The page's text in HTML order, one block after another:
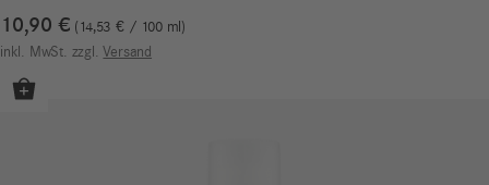
10,90 € 14,53€/ 100 ml
inkl. MwSt. zzgl. Versand